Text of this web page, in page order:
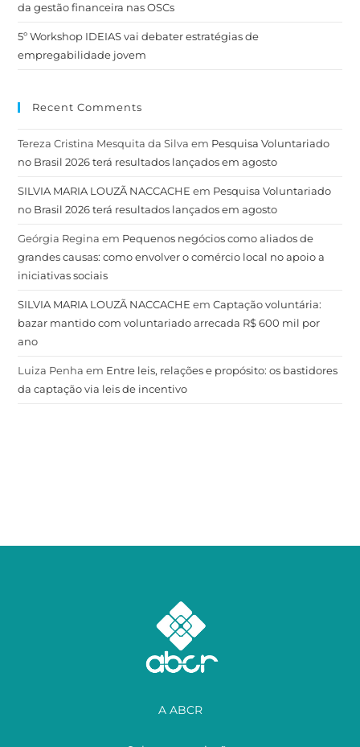
da gestão financeira nas OSCs
5º Workshop IDEIAS vai debater estratégias de
empregabilidade jovem
Recent Comments
Tereza Cristina Mesquita da Silva em Pesquisa Voluntariado
no Brasil 2026 terá resultados lançados em agosto
SILVIA MARIA LOUZÃ NACCACHE em Pesquisa Voluntariado
no Brasil 2026 terá resultados lançados em agosto
Geórgia Regina em Pequenos negócios como aliados de
grandes causas: como envolver o comércio local no apoio a
iniciativas sociais
SILVIA MARIA LOUZÃ NACCACHE emCaptação voluntária:
bazar mantido com voluntariado arrecada R$ 600 mil por
ano
Luiza Penha em Entre leis, relações e propósito: os bastidores
da captação via leis de incentivo
A ABCR